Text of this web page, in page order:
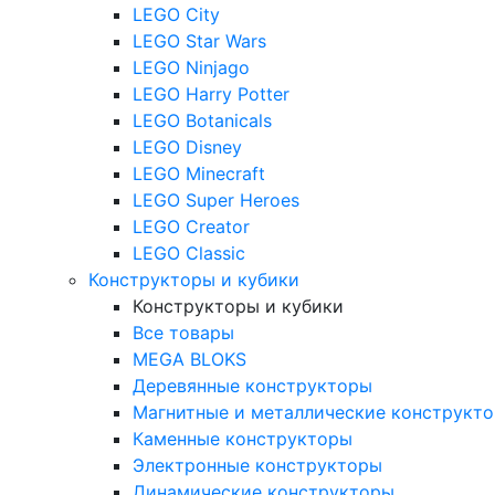
LEGO City
LEGO Star Wars
LEGO Ninjago
LEGO Harry Potter
LEGO Botanicals
LEGO Disney
LEGO Minecraft
LEGO Super Heroes
LEGO Creator
LEGO Classic
Конструкторы и кубики
Конструкторы и кубики
Все товары
MEGA BLOKS
Деревянные конструкторы
Магнитные и металлические
Каменные конструкторы
Электронные конструкторы